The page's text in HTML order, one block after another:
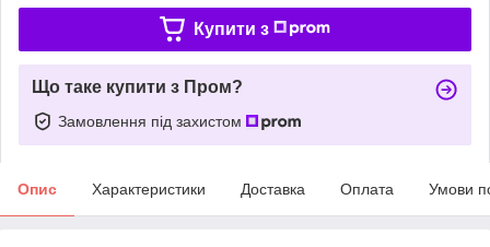
Купити з
Що таке купити з Пром?
Замовлення під захистом
Опис Характеристики Доставка Оплата Умови